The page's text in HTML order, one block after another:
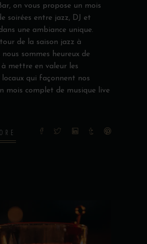
on vous propose un mois
soirées entre jazz, DJ et
une ambiance unique.
de la saison jazz à
sommes heureux de
mettre en valeur les
locaux qui façonnent nos
mois complet de musique live